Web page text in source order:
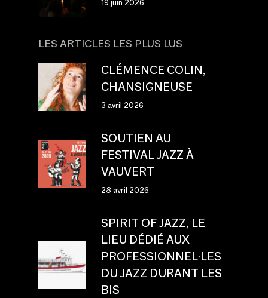
19 juin 2026
LES ARTICLES LES PLUS LUS
CLÉMENCE COLIN,
CHANSIGNEUSE
3 avril 2026
SOUTIEN AU
FESTIVAL JAZZ À
VAUVERT
28 avril 2026
SPIRIT OF JAZZ, LE
LIEU DÉDIÉ AUX
PROFESSIONNEL·LES
DU JAZZ DURANT LES
BIS